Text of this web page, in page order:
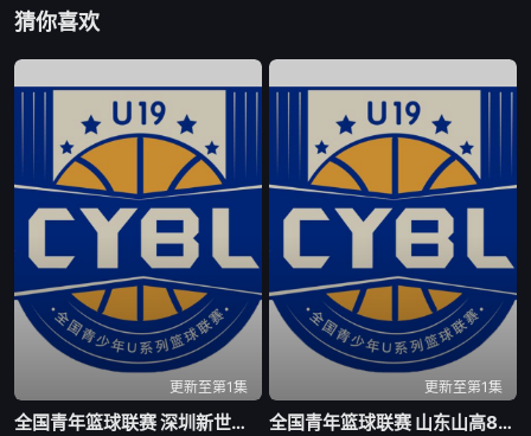
猜你喜欢
更新至第1集
全国青年篮球联赛 深圳新世纪83-72北京首钢20260804
更新至第1集
全国青年篮球联赛 山东山高83-70龙狮青年20260804